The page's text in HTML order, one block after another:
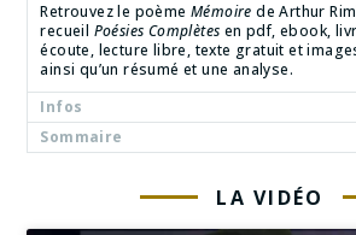
Retrouvez le poèmeMémoire de Arthur
recueil Poésies Complètes en pdf, ebook,
écoute, lecture libre, texte gratuit et
ainsi qu’un résumé et une analyse.
Infos
Sommaire
LA VIDÉO